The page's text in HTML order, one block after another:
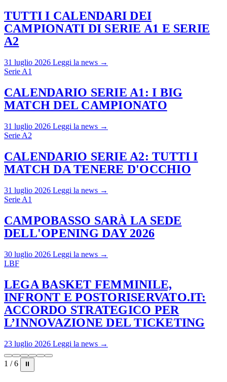
TUTTI I CALENDARI DEI
CAMPIONATI DI SERIE A1 E SERIE
A2
31 luglio 2026 Leggi la news →
Serie A1
CALENDARIO SERIE A1: I BIG
MATCH DEL CAMPIONATO
31 luglio 2026 Leggi la news →
Serie A2
CALENDARIO SERIE A2: TUTTI I
MATCH DA TENERE D'OCCHIO
31 luglio 2026 Leggi la news →
Serie A1
CAMPOBASSO SARÀ LA SEDE
DELL'OPENING DAY 2026
30 luglio 2026 Leggi la news →
LBF
LEGA BASKET FEMMINILE,
INFRONT E POSTORISERVATO.IT:
ACCORDO STRATEGICO PER
L’INNOVAZIONE DEL TICKETING
23 luglio 2026 Leggi la news →
1 / 6 ⏸